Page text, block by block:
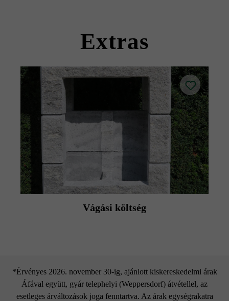
Extras
Vágási költség
*Érvényes 2026. november 30-ig, ajánlott kiskereskedelmi árak
Áfával együtt, gyár telephelyi (Weppersdorf) átvétellel, az
esetleges árváltozások joga fenntartva. Az árak egységrakatra